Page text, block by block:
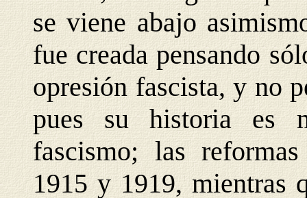
se viene abajo
fue creada pensando
opresión fascista, y no
pues su historia es
fascismo; las
1915 y 1919, mientras